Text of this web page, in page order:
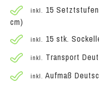
inkl. 15
cm)
inkl. 15 stk.
inkl. Transport
inkl. Aufmaß